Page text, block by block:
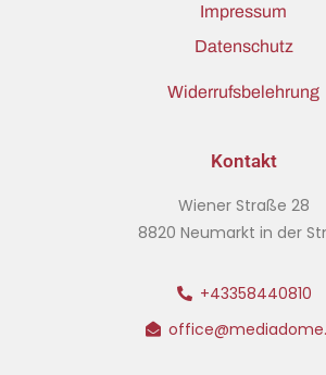
Impressum
Datenschutz
Widerrufsbelehrung
Kontakt
Wiener Straße 28
8820 Neumarkt in der
+43358440810